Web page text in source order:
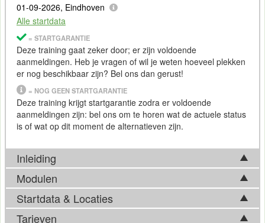
01-09-2026, Eindhoven
Alle startdata
= STARTGARANTIE
Deze training gaat zeker door; er zijn voldoende
aanmeldingen. Heb je vragen of wil je weten hoeveel plekken
er nog beschikbaar zijn? Bel ons dan gerust!
= NOG GEEN STARTGARANTIE
Deze training krijgt startgarantie zodra er voldoende
aanmeldingen zijn: bel ons om te horen wat de actuele status
is of wat op dit moment de alternatieven zijn.
Inleiding
De beschikbaarheid van IT systemen is in veel gevallen
cruciaal voor de bedrijfsvoering of andere afhankelijke
processen. Om deze beschikbaarheid zoveel mogelijk te
garanderen is het zaak de systemen te monitoren om
Modulen
Tijdens de Training Zabbix komen in basis onderstaande
onderwerpen aan bod. Afhankelijk van ontwikkelingen op het
Startdata & Locaties
Tarieven